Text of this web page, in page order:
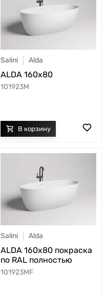
Salini Alda
ALDA 160x80
101923M
Salini Alda
ALDA 160x80 покраска
по RAL полностью
101923MF